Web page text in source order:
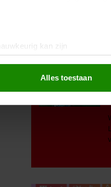
kan zijn
(fingerprinting)
social media te bieden en
met onze partners voor
andere informatie die u aan
Alles toestaan